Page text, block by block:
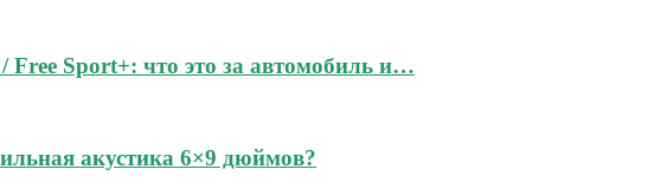
Sport+: что это за автомобиль и…
акустика 6×9 дюймов?